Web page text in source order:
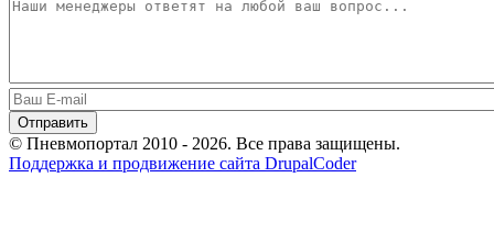
© Пневмопортал 2010 - 2026. Все права защищены.
Поддержка и продвижение сайта DrupalCoder